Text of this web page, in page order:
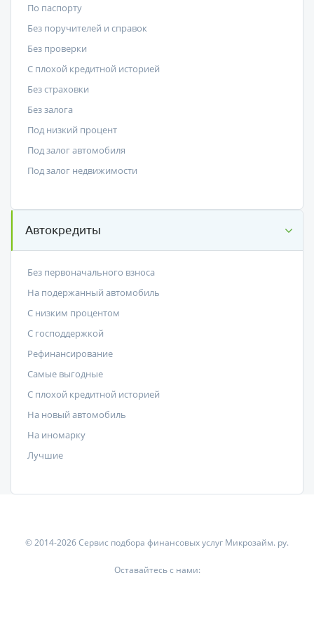
По паспорту
Без поручителей и справок
Без проверки
С плохой кредитной историей
Без страховки
Без залога
Под низкий процент
Под залог автомобиля
Под залог недвижимости
Автокредиты
Без первоначального взноса
На подержанный автомобиль
С низким процентом
C господдержкой
Рефинансирование
Самые выгодные
С плохой кредитной историей
На новый автомобиль
На иномарку
Лучшие
© 2014-2026 Сервис подбора финансовых услуг Микрозайм. ру.
Оставайтесь с нами: